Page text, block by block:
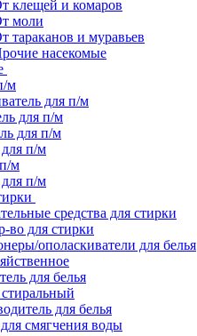
клещей и комаров
моли
тараканов и муравьев
насекомые
м
для п/м
для п/м
для п/м
п/м
м
п/м
средства для стирки
во для стирки
ополаскиватели для белья
для белья
для белья
смягчения воды